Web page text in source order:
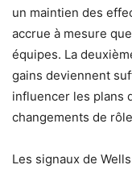
un maintien des
accrue à mesure
équipes. La
gains deviennent
influencer les plans
changements de
Les signaux de